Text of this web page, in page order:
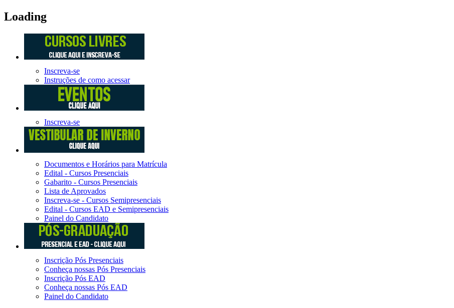
Loading
Inscreva-se
Instruções de como acessar
Inscreva-se
Documentos e Horários para Matrícula
Edital - Cursos Presenciais
Gabarito - Cursos Presenciais
Lista de Aprovados
Inscreva-se - Cursos Semipresenciais
Edital - Cursos EAD e Semipresenciais
Painel do Candidato
Inscrição Pós Presenciais
Conheça nossas Pós Presenciais
Inscrição Pós EAD
Conheça nossas Pós EAD
Painel do Candidato